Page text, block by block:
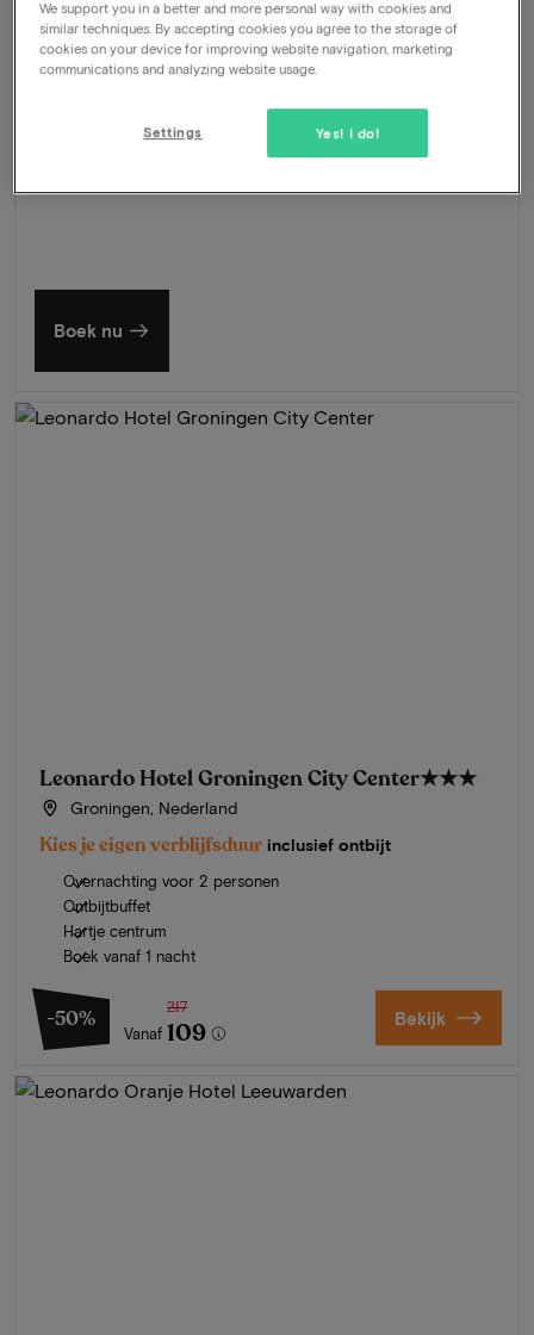
-17% 144
119 Bekijk
Zomer in Zeeland
Boek nu
Leonardo Hotel Groningen City Center★★★
Groningen, Nederland
Kies je eigen verblijfsduur inclusief ontbijt
Overnachting voor 2 personen
Ontbijtbuffet
Hartje centrum
Boek vanaf 1 nacht
-50%
Vanaf
217
109 Bekijk
We support you in a better and more personal way with cookies and
similar techniques. By accepting cookies you agree to the storage of
cookies on your device for improving website navigation, marketing
communications and analyzing website usage.
Yes! I do!
Settings